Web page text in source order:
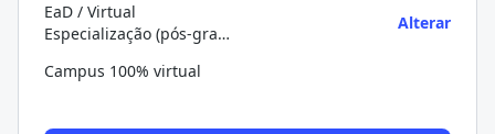
EaD / Virtual
Especialização (pós-graduação)
Alterar
Campus 100% virtual